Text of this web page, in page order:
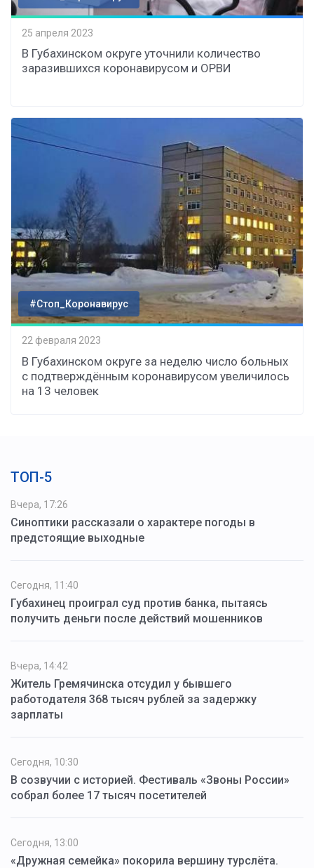
25 апреля 2023
В Губахинском округе уточнили количество
заразившихся коронавирусом и ОРВИ
#Стоп_Коронавирус
22 февраля 2023
В Губахинском округе за неделю число больных
с подтверждённым коронавирусом увеличилось
на 13 человек
ТОП-5
Вчера, 17:26
Синоптики рассказали о характере погоды в
предстоящие выходные
Сегодня, 11:40
Губахинец проиграл суд против банка, пытаясь
получить деньги после действий мошенников
Вчера, 14:42
Житель Гремячинска отсудил у бывшего
работодателя 368 тысяч рублей за задержку
зарплаты
Сегодня, 10:30
В созвучии с историей. Фестиваль «Звоны России»
собрал более 17 тысяч посетителей
Сегодня, 13:00
«Дружная семейка» покорила вершину турслёта.